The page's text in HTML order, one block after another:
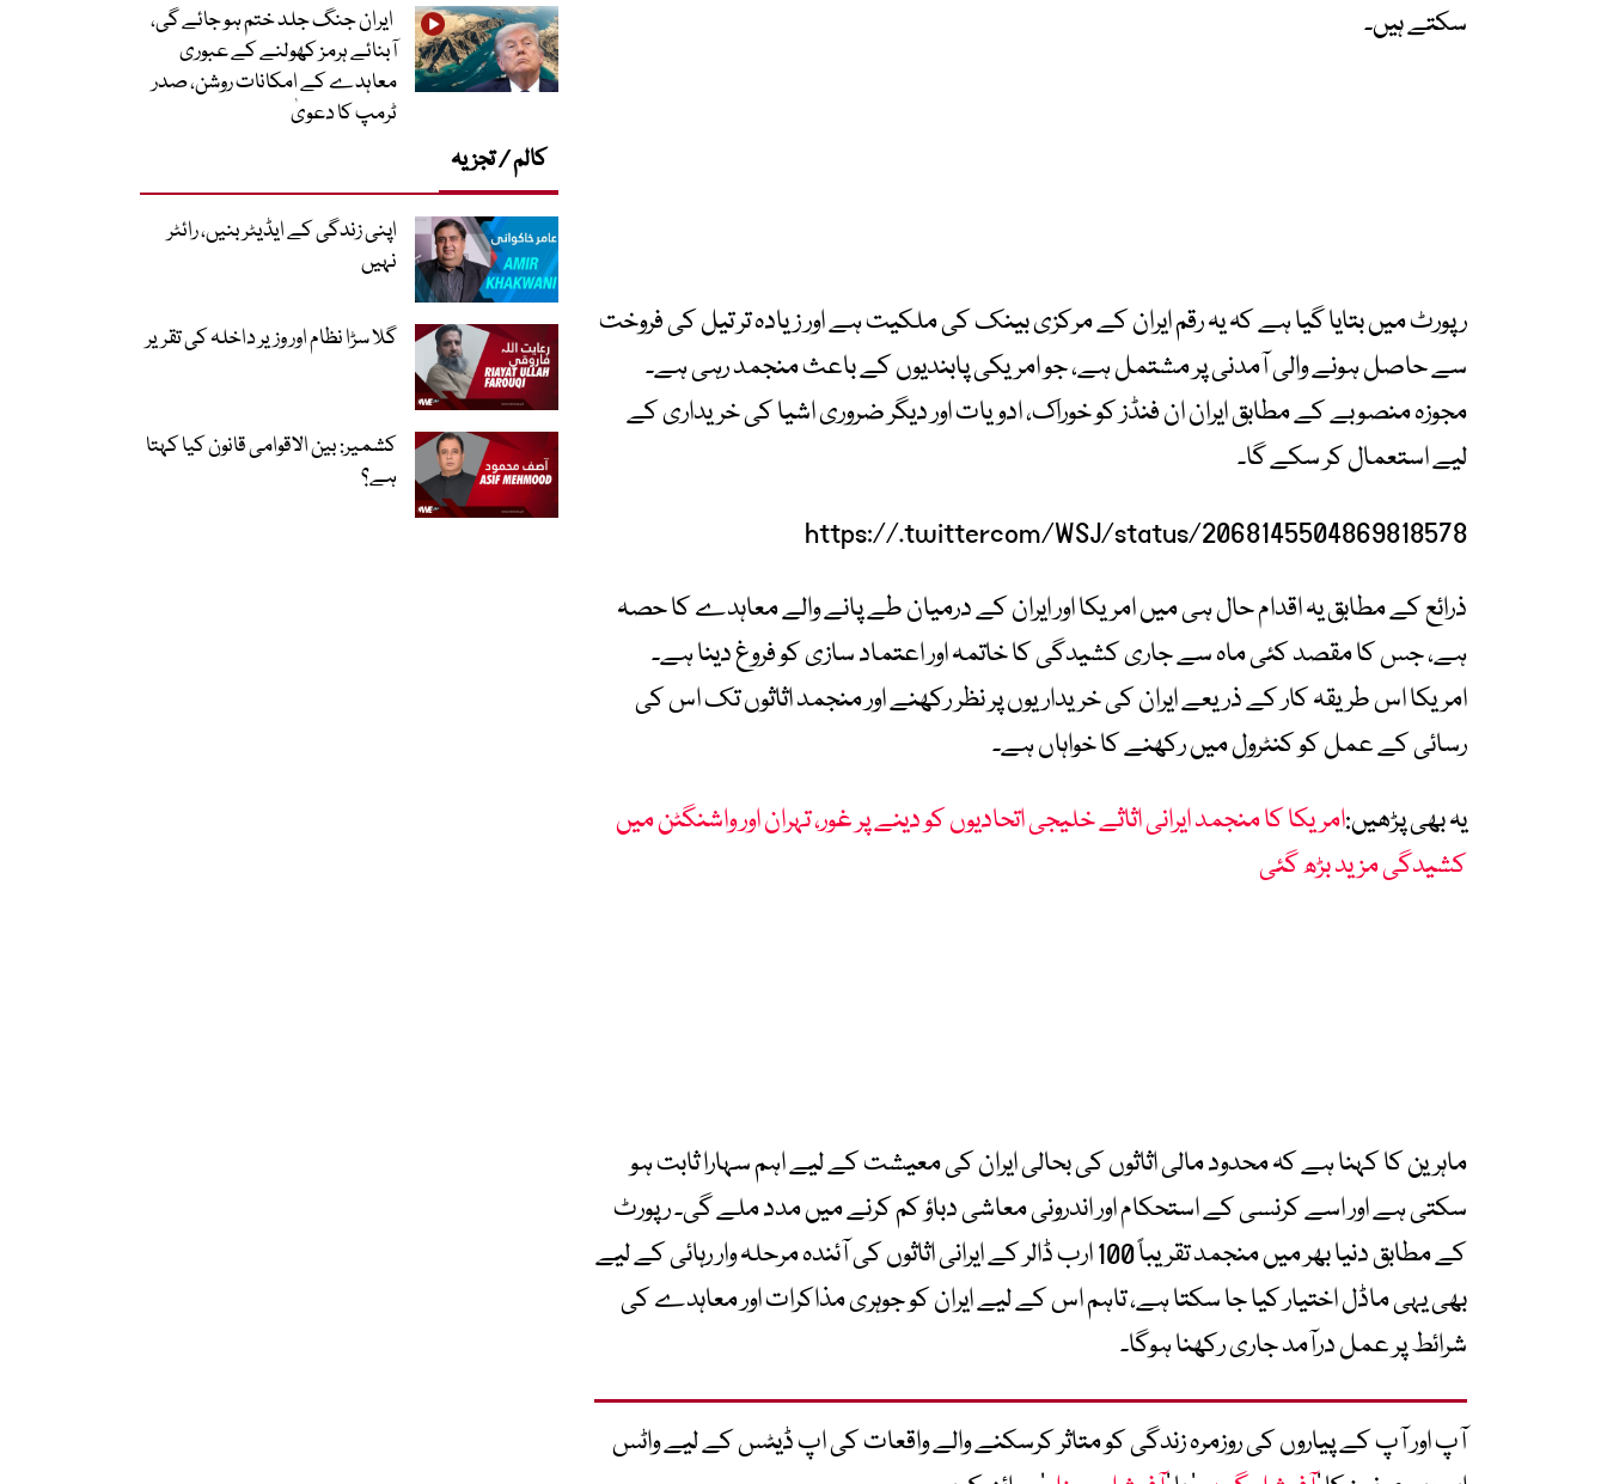
سکتے ہیں۔
رپورٹ میں بتایا گیا ہے کہ یہ رقم ایران کے مرکزی بینک کی ملکیت ہے اور زیادہ تر تیل کی فروخت
سے حاصل ہونے والی آمدنی پر مشتمل ہے، جو امریکی پابندیوں کے باعث منجمد رہی ہے۔
مجوزہ منصوبے کے مطابق ایران ان فنڈز کو خوراک، ادویات اور دیگر ضروری اشیا کی خریداری کے
لیے استعمال کر سکے گا۔
https://.twittercom/WSJ/status/2068145504869818578
ذرائع کے مطابق یہ اقدام حال ہی میں امریکا اور ایران کے درمیان طے پانے والے معاہدے کا حصہ
ہے، جس کا مقصد کئی ماہ سے جاری کشیدگی کا خاتمہ اور اعتماد سازی کو فروغ دینا ہے۔
امریکا اس طریقہ کار کے ذریعے ایران کی خریداریوں پر نظر رکھنے اور منجمد اثاثوں تک اس کی
رسائی کے عمل کو کنٹرول میں رکھنے کا خواہاں ہے۔
یہ بھی پڑھیں:امریکا کا منجمد ایرانی اثاثے خلیجی اتحادیوں کو دینے پر غور، تہران اور واشنگٹن میں
کشیدگی مزید بڑھ گئی
ماہرین کا کہنا ہے کہ محدود مالی اثاثوں کی بحالی ایران کی معیشت کے لیے اہم سہارا ثابت ہو
سکتی ہے اور اسے کرنسی کے استحکام اور اندرونی معاشی دباؤ کم کرنے میں مدد ملے گی۔ رپورٹ
کے مطابق دنیا بھر میں منجمد تقریباً 100 ارب ڈالر کے ایرانی اثاثوں کی آئندہ مرحلہ وار رہائی کے لیے
بھی یہی ماڈل اختیار کیا جا سکتا ہے، تاہم اس کے لیے ایران کو جوہری مذاکرات اور معاہدے کی
شرائط پر عمل درآمد جاری رکھنا ہوگا۔
آپ اور آپ کے پیاروں کی روزمرہ زندگی کو متاثر کرسکنے والے واقعات کی اپ ڈیٹس کے لیے واٹس
ایران جنگ جلد ختم ہو جائے گی،
آبنائے ہرمز کھولنے کے عبوری
معاہدے کے امکانات روشن، صدر
ٹرمپ کا دعویٰ
کالم / تجزیہ
اپنی زندگی کے ایڈیٹر بنیں، رائٹر
نہیں
گلا سڑا نظام اور وزیر داخلہ کی تقریر
کشمیر: بین الاقوامی قانون کیا کہتا
ہے؟